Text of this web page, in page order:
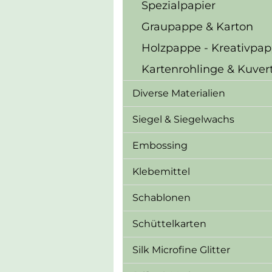
Spezialpapier
Graupappe & Karton
Holzpappe -
Kartenrohlinge &
Diverse Materialien
Siegel & Siegelwachs
Embossing
Klebemittel
Schablonen
Schüttelkarten
Silk Microfine Glitter